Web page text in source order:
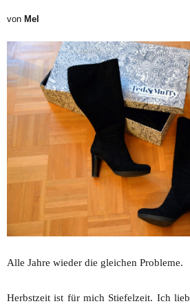
von Mel
Alle Jahre wieder die gleichen Probleme.
Herbstzeit ist für mich Stiefelzeit. Ich